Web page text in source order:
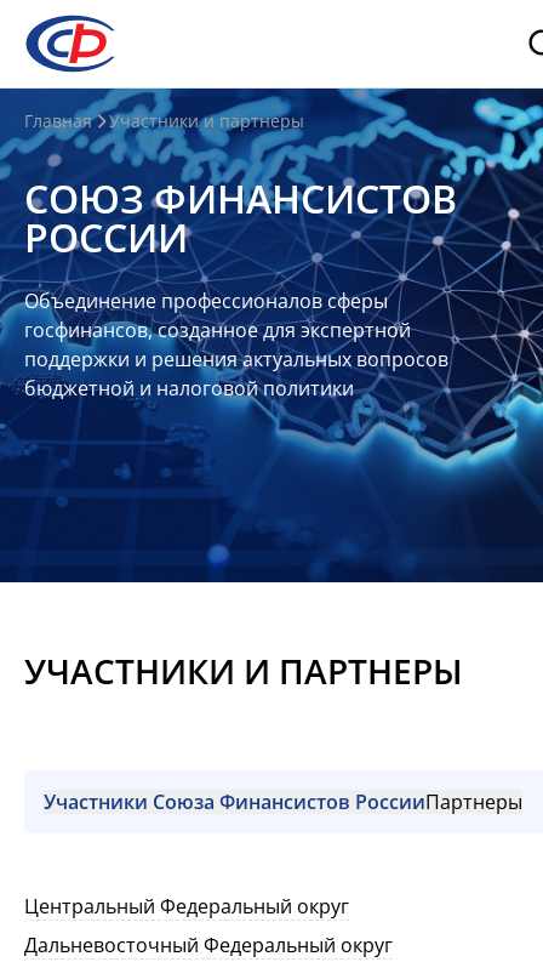
О
нас
О
СФР
Совет
Союза
Участники
Планы
отчеты
Контакты
Материалы
опытом
Главная Участники и партнеры
СОЮЗ ФИНАНСИСТОВ
РОССИИ
Объединение профессионалов сферы
госфинансов, созданное для экспертной
поддержки и решения актуальных вопросов
бюджетной и налоговой политики
УЧАСТНИКИ И ПАРТНЕРЫ
Участники Союза Финансистов РоссииПартнеры
Центральный Федеральный округ
Дальневосточный Федеральный округ